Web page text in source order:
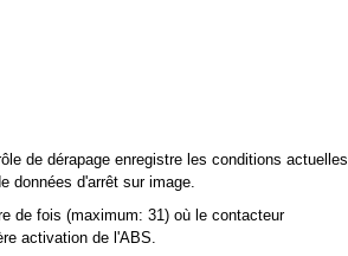
de dérapage enregistre les conditions actuelles
données d'arrêt sur image.
de fois (maximum: 31) où le contacteur
activation de l'ABS.